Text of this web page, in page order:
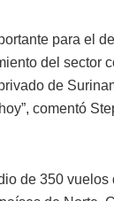
para el
del sector
de
comentó
de 350